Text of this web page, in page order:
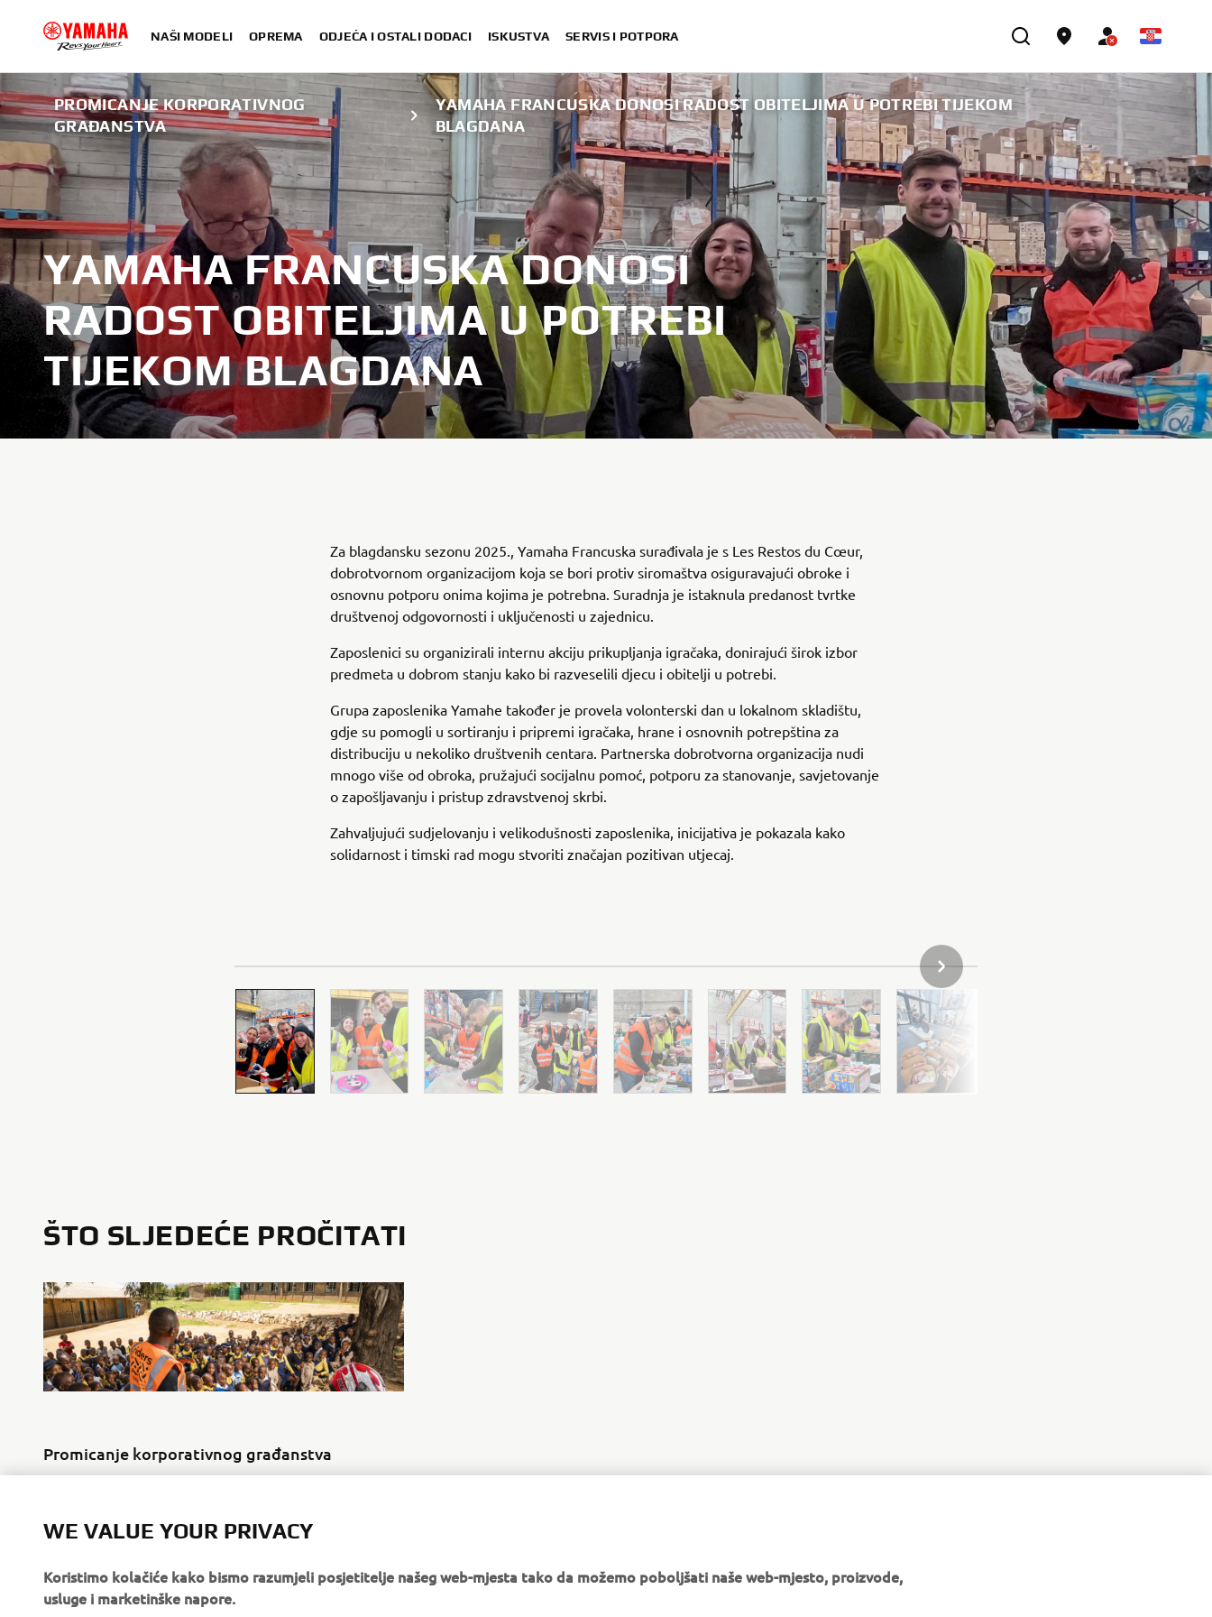
NAŠI MODELI OPREMA ODJEĆA I OSTALI DODACI ISKUSTVA SERVIS I POTPORA
PROMICANJE KORPORATIVNOG
GRAĐANSTVA
YAMAHA FRANCUSKA DONOSI RADOST OBITELJIMA U POTREBI TIJEKOM
BLAGDANA
YAMAHA FRANCUSKA DONOSI
RADOST OBITELJIMA U POTREBI
TIJEKOM BLAGDANA
Za blagdansku sezonu 2025., Yamaha Francuska surađivala je s Les Restos du Cœur,
dobrotvornom organizacijom koja se bori protiv siromaštva osiguravajući obroke i
osnovnu potporu onima kojima je potrebna. Suradnja je istaknula predanost tvrtke
društvenoj odgovornosti i uključenosti u zajednicu.
Zaposlenici su organizirali internu akciju prikupljanja igračaka, donirajući širok izbor
predmeta u dobrom stanju kako bi razveselili djecu i obitelji u potrebi.
Grupa zaposlenika Yamahe također je provela volonterski dan u lokalnom skladištu,
gdje su pomogli u sortiranju i pripremi igračaka, hrane i osnovnih potrepština za
distribuciju u nekoliko društvenih centara. Partnerska dobrotvorna organizacija nudi
mnogo više od obroka, pružajući socijalnu pomoć, potporu za stanovanje, savjetovanje
o zapošljavanju i pristup zdravstvenoj skrbi.
Zahvaljujući sudjelovanju i velikodušnosti zaposlenika, inicijativa je pokazala kako
solidarnost i timski rad mogu stvoriti značajan pozitivan utjecaj.
SLJEDEĆI PREDMET IZ GALERIJE
ŠTO SLJEDEĆE PROČITATI
Promicanje korporativnog građanstva
WE VALUE YOUR PRIVACY
Koristimo kolačiće kako bismo razumjeli posjetitelje našeg web-mjesta tako da možemo poboljšati naše web-mjesto, proizvode,
usluge i marketinške napore.